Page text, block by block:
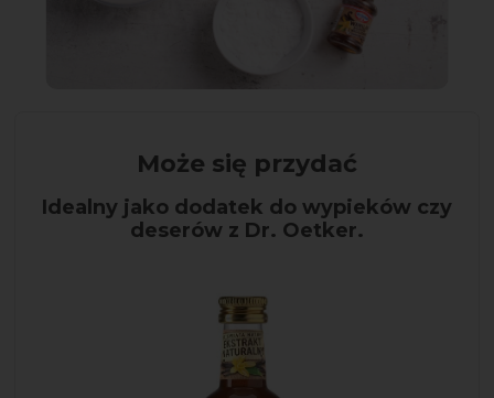
Może się przydać
Idealny jako dodatek do wypieków czy
deserów z Dr. Oetker.